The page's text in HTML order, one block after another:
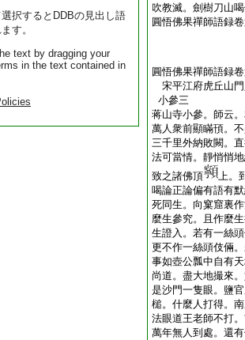
択するとDDBの見出し語
す。
text by dragging your
in the text contained in
吹教滅。劍樹刀山
圓悟佛果禪師語録
圓悟佛果禪師語録
宋平江府虎丘山
小參三
蒋山寺小參。師云
萬人衆前顯瞞頇。
三千里外納敗闕。
法可當情。靜悄悄
致之諸佛頂
上。
喝論正論偏有語有
死同生。向窠窟裏
麼生參究。且作麼
生證入。若有一絲
更不作一絲頭伎倆
事如壺公瓢中自有
尚道。盡大地撮來
是沙門一隻眼。鹽
槌。什麼人打得。
法眼道王老師不打
萬年無人到處。還